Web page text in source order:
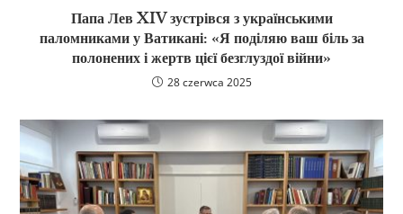
Папа Лев XIV зустрівся з українськими
паломниками у Ватикані: «Я поділяю ваш біль за
полонених і жертв цієї безглуздої війни»
28 czerwca 2025